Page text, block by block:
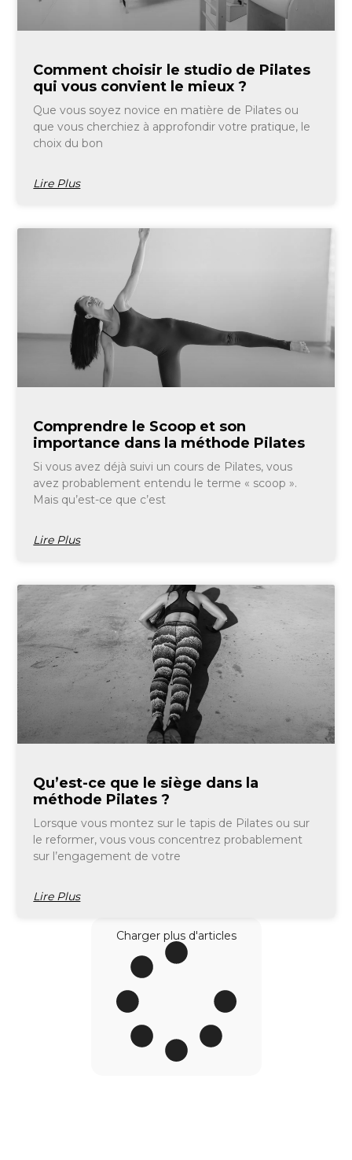
Comment choisir le studio de Pilates
qui vous convient le mieux ?
Que vous soyez novice en matière de Pilates ou
que vous cherchiez à approfondir votre pratique, le
choix du bon
Lire Plus
Comprendre le Scoop et son
importance dans la méthode Pilates
Si vous avez déjà suivi un cours de Pilates, vous
avez probablement entendu le terme « scoop ».
Mais qu’est-ce que c’est
Lire Plus
Qu’est-ce que le siège dans la
méthode Pilates ?
Lorsque vous montez sur le tapis de Pilates ou sur
le reformer, vous vous concentrez probablement
sur l’engagement de votre
Lire Plus
Charger plus d'articles